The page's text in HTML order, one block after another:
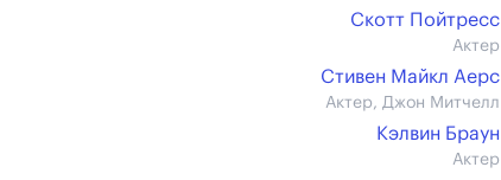
Скотт Пойтресс
Актер
Стивен Майкл Аерс
Актер, Джон Митчелл
Кэлвин Браун
Актер